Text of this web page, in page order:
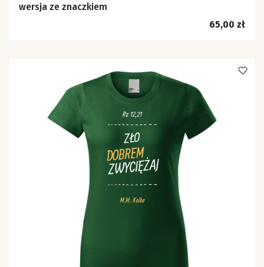
wersja ze znaczkiem
Cena
65,00 zł